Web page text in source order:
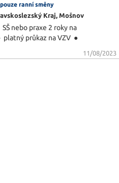
kmenového stavu
bonusy ●
ve výši 2500 Kč ●
ranní směny
Kraj, Mošnov
nebo praxe 2 roky na
průkaz na VZV ●
● řidičský průkaz sk. B
zručnost Nabídka ●
11/08/2023